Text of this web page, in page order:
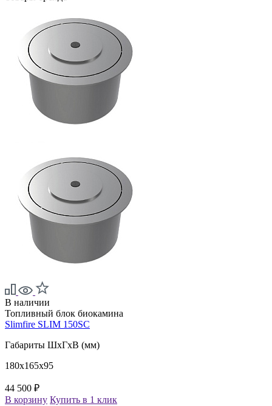
В наличии
Топливный блок биокамина
Slimfire SLIM 150SC
Габариты ШxГxВ (мм)
180x165x95
44 500 ₽
В корзину Купить в 1 клик